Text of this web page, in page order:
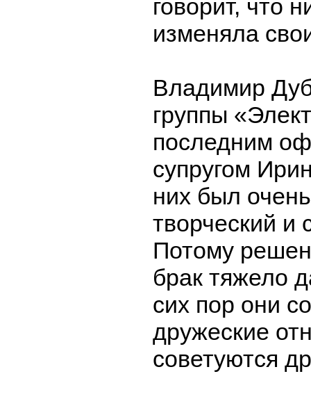
говорит, что
изменяла
Владимир
группы
последним
супругом
них был
творческий
Потому
брак тяжело
сих пор они
дружеские
советуются